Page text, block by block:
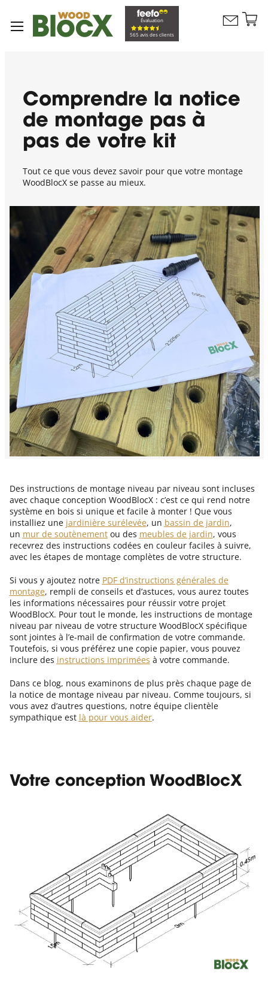
Évaluation
565 avis des clients
Contactez
Comprendre la notice
de montage pas à
pas de votre kit
Tout ce que vous devez savoir pour que votre montage
WoodBlocX se passe au mieux.
Des instructions de montage niveau par niveau sont incluses
avec chaque conception WoodBlocX : c’est ce qui rend notre
système en bois si unique et facile à monter ! Que vous
installiez une jardinière surélevée, un bassin de jardin,
un mur de soutènementou des meubles de jardin, vous
recevrez des instructions codées en couleur faciles à suivre,
avec les étapes de montage complètes de votre structure.
Si vous y ajoutez notre PDF d’instructions générales de
montage, rempli de conseils et d’astuces, vous aurez toutes
les informations nécessaires pour réussir votre projet
WoodBlocX. Pour tout le monde, les instructions de montage
niveau par niveau de votre structure WoodBlocX spécifique
sont jointes à l’e-mail de confirmation de votre commande.
Toutefois, si vous préférez une copie papier, vous pouvez
inclure des instructions imprimées à votre commande.
Dans ce blog, nous examinons de plus près chaque page de
la notice de montage niveau par niveau. Comme toujours, si
vous avez d’autres questions, notre équipe clientèle
sympathique est là pour vous aider.
Votre conception WoodBlocX